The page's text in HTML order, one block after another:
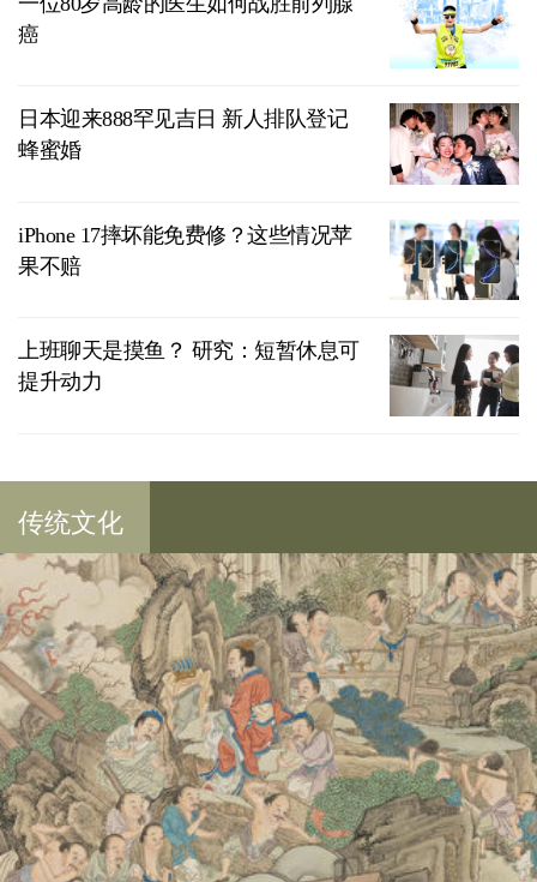
癌
日本迎来888罕见吉日 新人排队登记
蜂蜜婚
iPhone 17摔坏能免费修？这些情况苹
果不赔
上班聊天是摸鱼？ 研究：短暂休息可
提升动力
传统文化